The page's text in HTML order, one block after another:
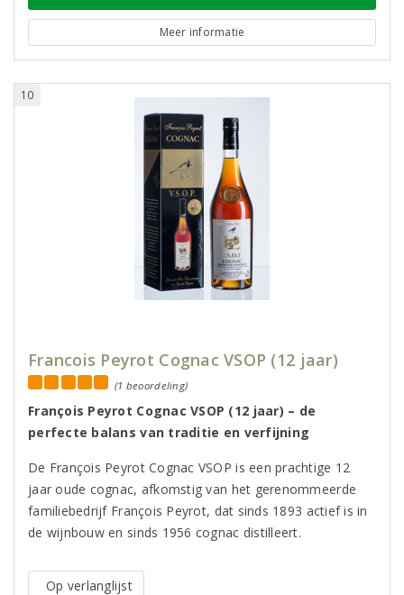
Meer informatie
10
Francois Peyrot Cognac VSOP (12 jaar)
(1 beoordeling)
François Peyrot Cognac VSOP (12 jaar) – de
perfecte balans van traditie en verfijning
De François Peyrot Cognac VSOP is een prachtige 12
jaar oude cognac, afkomstig van het gerenommeerde
familiebedrijf François Peyrot, dat sinds 1893 actief is in
de wijnbouw en sinds 1956 cognac distilleert.
Op verlanglijst